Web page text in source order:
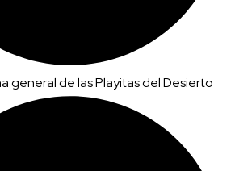
general de las Playitas del Desierto